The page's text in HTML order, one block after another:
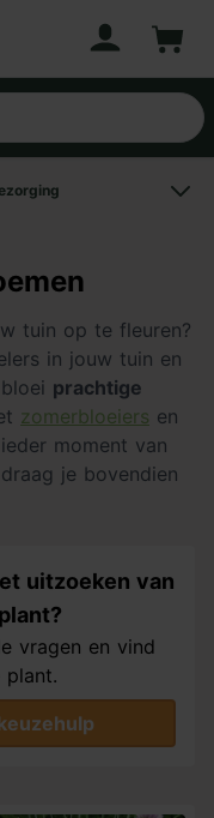
tuin op te fleuren?
in jouw tuin en
prachtige
zomerbloeiers en
moment van
je bovendien
uitzoeken van
vragen en vind